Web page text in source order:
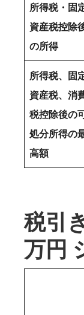
所得税・固
資産税控除
の所得
所得税、固
資産税、消
税控除後の
処分所得の
高額
税引
万円